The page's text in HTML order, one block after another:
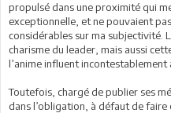
propulsé dans une proximité qui
exceptionnelle, et ne pouvaient
considérables sur ma subjectivité.
charisme du leader, mais aussi
l’anime influent
Toutefois, chargé de publier ses
dans l’obligation, à défaut de